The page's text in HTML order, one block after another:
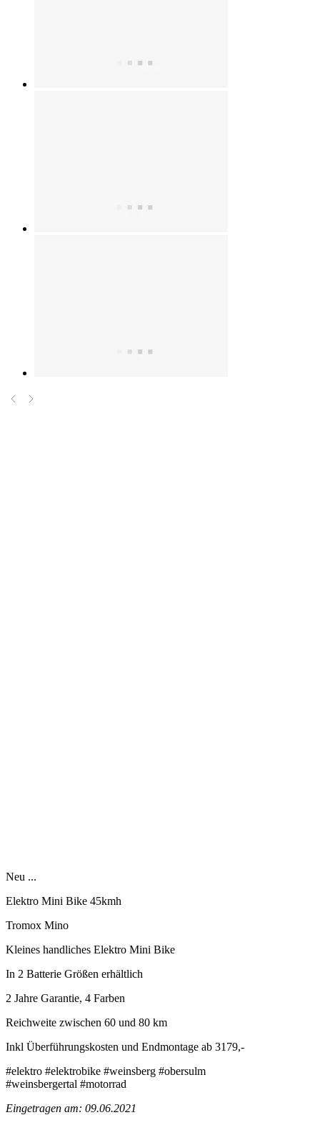
Neu ...
Elektro Mini Bike 45kmh
Tromox Mino
Kleines handliches Elektro Mini Bike
In 2 Batterie Größen erhältlich
2 Jahre Garantie, 4 Farben
Reichweite zwischen 60 und 80 km
Inkl Überführungskosten und Endmontage ab 3179,-
#elektro #elektrobike #weinsberg #obersulm
#weinsbergertal #motorrad
Eingetragen am: 09.06.2021